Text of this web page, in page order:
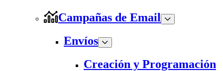
Campañas de Email
Envíos
Creación y Programación